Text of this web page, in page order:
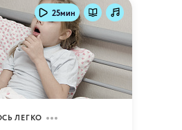
25мин
ЛЕГКО